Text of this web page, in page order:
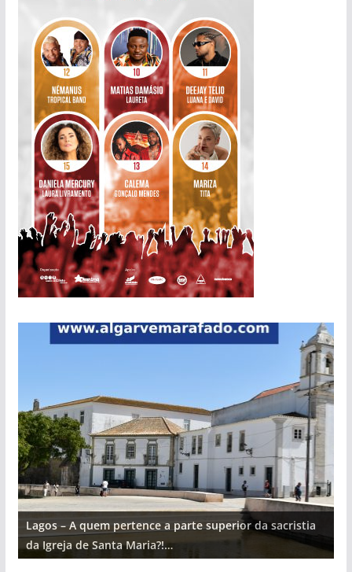
Lagos – A quem pertence a parte superior da sacristia
da Igreja de Santa Maria?!…